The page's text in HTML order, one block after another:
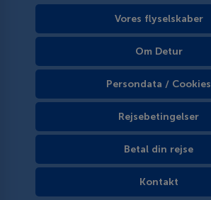
Vores flyselskaber
Om Detur
Persondata / Cookies
Rejsebetingelser
Betal din rejse
Kontakt